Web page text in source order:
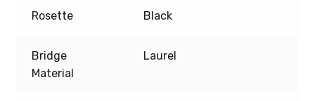
Rosette Black
Bridge
Material
Laurel